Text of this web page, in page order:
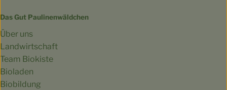
Das Gut Paulinenwäldchen
Über uns
Landwirtschaft
Team Biokiste
Bioladen
Biobildung